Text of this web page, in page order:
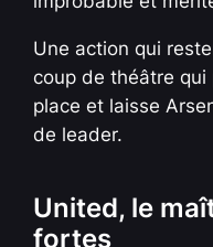
Une action qui
coup de théâtre
place et laisse
de leader.
United, le
fortes